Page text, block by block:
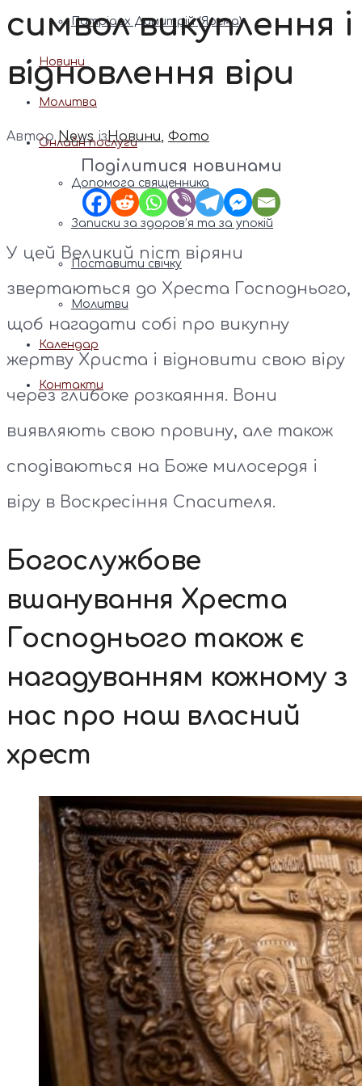
Патріарх Димитрій (Ярема)
Новини
Молитва
Онлайн послуги
Допомога священника
Записки за здоров’я та за упокій
Поставити свічку
Молитви
Календар
Контакти
символ викуплення і
відновлення віри
Автор News ізНовини, Фото
Поділитися новинами
У цей Великий піст віряни
звертаються до Хреста Господнього,
щоб нагадати собі про викупну
жертву Христа і відновити свою віру
через глибоке розкаяння. Вони
виявляють свою провину, але також
сподіваються на Боже милосердя і
віру в Воскресіння Спасителя.
Богослужбове
вшанування Хреста
Господнього також є
нагадуванням кожному з
нас про наш власний
хрест